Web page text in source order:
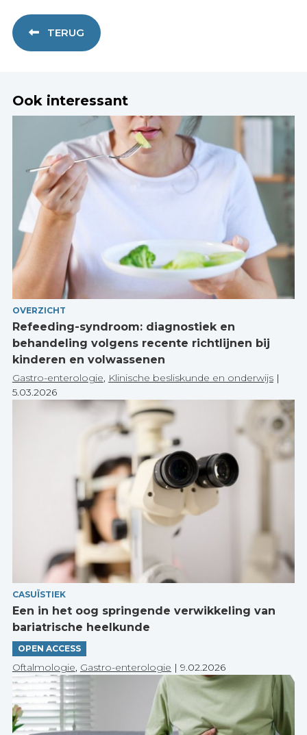
TERUG
Ook interessant
OVERZICHT
Refeeding-syndroom: diagnostiek en
behandeling volgens recente richtlijnen bij
kinderen en volwassenen
Gastro-enterologie, Klinische besliskunde en onderwijs |
5.03.2026
CASUÏSTIEK
Een in het oog springende verwikkeling van
bariatrische heelkunde
OPEN ACCESS
Oftalmologie, Gastro-enterologie | 9.02.2026